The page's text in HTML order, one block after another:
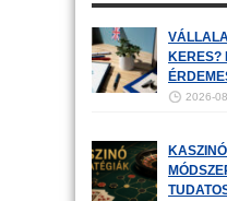
KERES?
2026-